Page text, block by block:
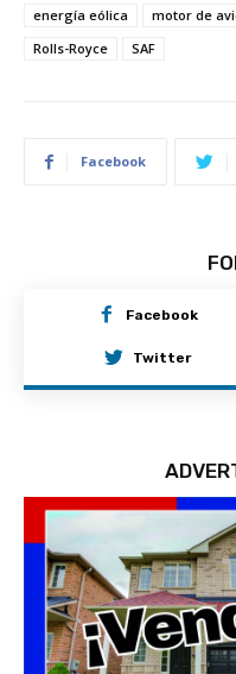
energía eólica
motor de
Rolls-Royce
SAF
Facebook
Facebook
Twitter